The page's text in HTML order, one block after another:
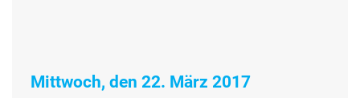
Mittwoch, den 22. März 2017